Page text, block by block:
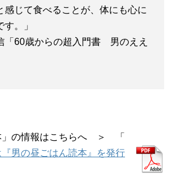
感じて食べることが、体にも心に
。」
「60歳からの超入門書 男のええ
」の情報はこちらへ ＞ 「
男の昼ごはん読本』を発行